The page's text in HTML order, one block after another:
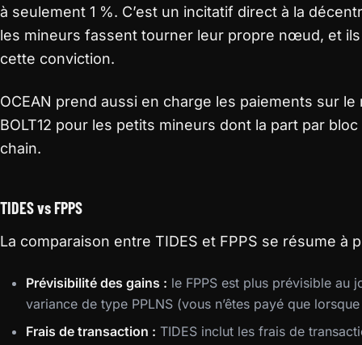
à seulement 1 %. C’est un incitatif direct à la
les mineurs fassent tourner leur propre nœud, et
cette conviction.
OCEAN prend aussi en charge les paiements sur
BOLT12 pour les petits mineurs dont la part par
chain.
TIDES vs FPPS
La comparaison entre TIDES et FPPS se résume à
Prévisibilité des gains : le FPPS est plus prévisible au
variance de type PPLNS (vous n’êtes payé que
Frais de transaction : TIDES inclut les frais de